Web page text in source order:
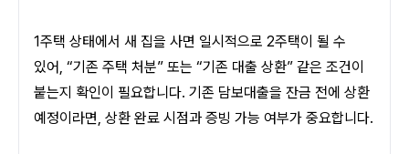
1주택 상태에서 새 집을 사면 일시적으로 2주택이 될 수
있어, “기존 주택 처분” 또는 “기존 대출 상환” 같은 조건이
붙는지 확인이 필요합니다. 기존 담보대출을 잔금 전에 상환
예정이라면, 상환 완료 시점과 증빙 가능 여부가 중요합니다.